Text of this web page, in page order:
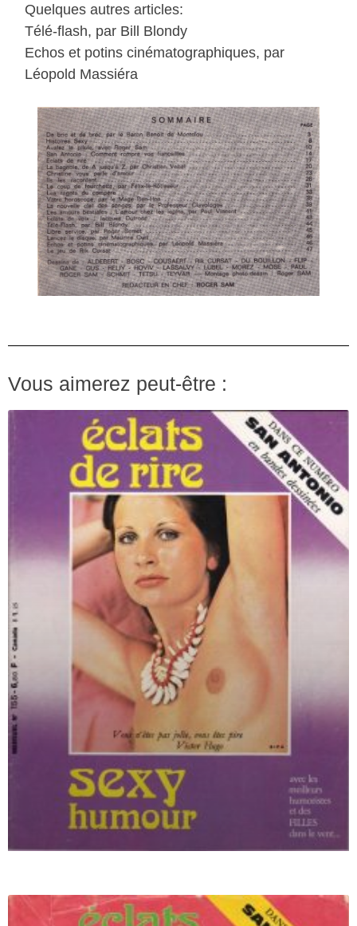
Quelques autres articles:
Télé-flash, par Bill Blondy
Echos et potins cinématographiques, par
Léopold Massiéra
Vous aimerez peut-être :